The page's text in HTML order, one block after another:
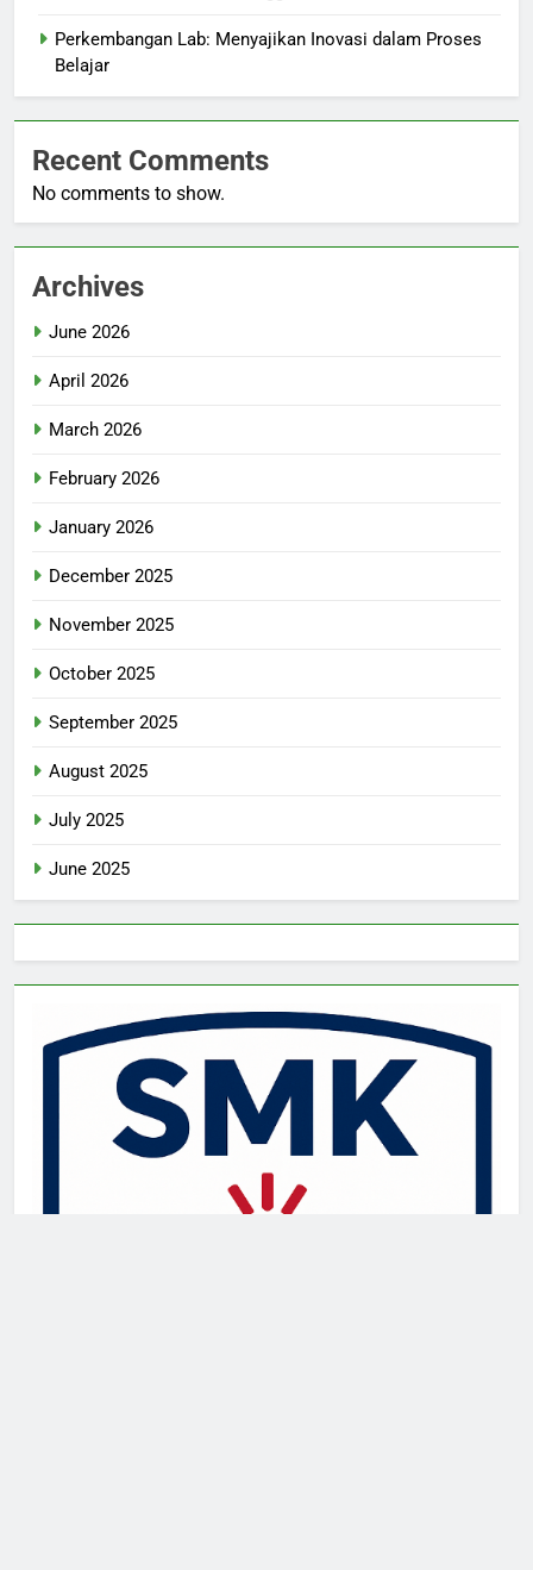
Perkembangan Lab: Menyajikan Inovasi dalam Proses
Belajar
Recent Comments
No comments to show.
Archives
June 2026
April 2026
March 2026
February 2026
January 2026
December 2025
November 2025
October 2025
September 2025
August 2025
July 2025
June 2025